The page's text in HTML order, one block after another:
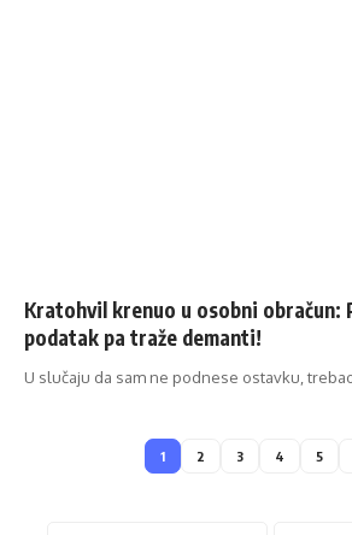
Kratohvil krenuo u osobni obračun:
podatak pa traže demanti!
U slučaju da sam ne podnese ostavku,
1 2 3 4 5